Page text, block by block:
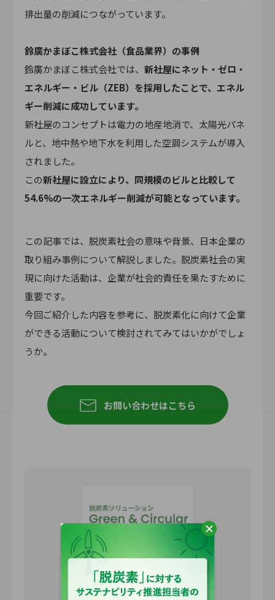
排出量の削減につながっています。
鈴廣かまぼこ株式会社（食品業界）の事例
鈴廣かまぼこ株式会社では、 新社屋にネット・ゼロ・
エネルギー・ビル（ZEB）を採用したことで、エネル
ギー削減に成功しています。
新社屋のコンセプトは電力の地産地消で、太陽光パネ
ルと、地中熱や地下水を利用した空調システムが導入
されました。
この新社屋に設立により、同規模のビルと比較して
54.6%の一次エネルギー削減が可能となっています。
この記事では、脱炭素社会の意味や背景、日本企業の
取り組み事例について解説しました。脱炭素社会の実
現に向けた活動は、企業が社会的責任を果たすために
重要です。
今回ご紹介した内容を参考に、脱炭素化に向けて企業
ができる活動について検討されてみてはいかがでしょ
うか。
お問い合わせはこちら